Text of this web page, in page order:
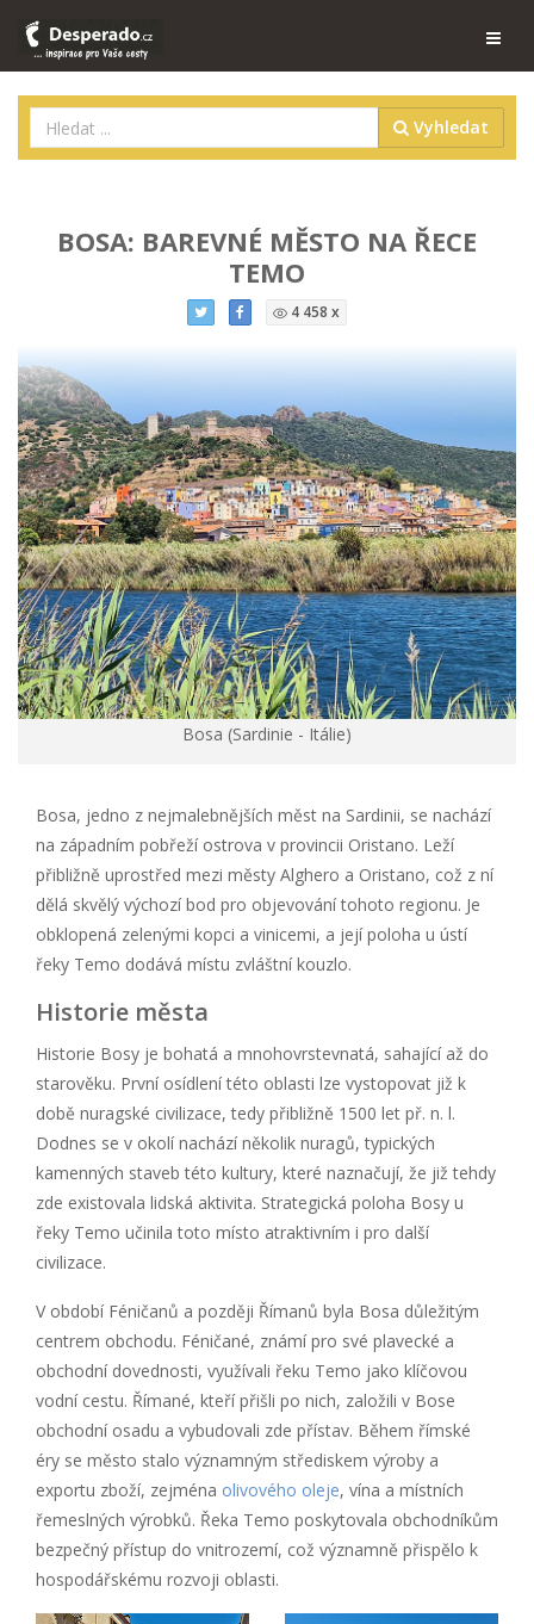
Vyhledat
BOSA: BAREVNÉ MĚSTO NA ŘECE
TEMO
4 458 x
Bosa (Sardinie - Itálie)
Bosa, jedno z nejmalebnějších měst na Sardinii, se nachází
na západním pobřeží ostrova v provincii Oristano. Leží
přibližně uprostřed mezi městy Alghero a Oristano, což z ní
dělá skvělý výchozí bod pro objevování tohoto regionu. Je
obklopená zelenými kopci a vinicemi, a její poloha u ústí
řeky Temo dodává místu zvláštní kouzlo.
Historie města
Historie Bosy je bohatá a mnohovrstevnatá, sahající až do
starověku. První osídlení této oblasti lze vystopovat již k
době nuragské civilizace, tedy přibližně 1500 let př. n. l.
Dodnes se v okolí nachází několik nuragů, typických
kamenných staveb této kultury, které naznačují, že již tehdy
zde existovala lidská aktivita. Strategická poloha Bosy u
řeky Temo učinila toto místo atraktivním i pro další
civilizace.
V období Féničanů a později Římanů byla Bosa důležitým
centrem obchodu. Féničané, známí pro své plavecké a
obchodní dovednosti, využívali řeku Temo jako klíčovou
vodní cestu. Římané, kteří přišli po nich, založili v Bose
obchodní osadu a vybudovali zde přístav. Během římské
éry se město stalo významným střediskem výroby a
exportu zboží, zejména olivového oleje, vína a místních
řemeslných výrobků. Řeka Temo poskytovala obchodníkům
bezpečný přístup do vnitrozemí, což významně přispělo k
hospodářskému rozvoji oblasti.